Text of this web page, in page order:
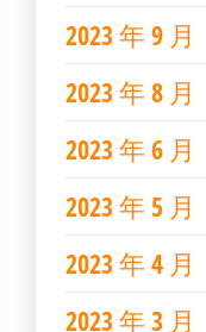
2023 年 9 月
2023 年 8 月
2023 年 6 月
2023 年 5 月
2023 年 4 月
2023 年 3 月